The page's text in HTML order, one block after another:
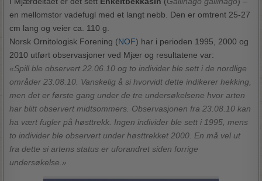
en mellomstor vadefugl med et langt nebb. Den er omtrent 25-27
cm lang og veier ca. 110 g.
Norsk Ornitologisk Forening (NOF) har i perioden 1995, 2000 og
2010 utført observasjoner ved Mjær og resultatene var:
«Spill ble observert 22.06.10 og to individer ble sett i de nordlige
områder 23.08.10. Vanskelig å si hvorvidt dette indikerer hekking,
men det er første gang under de tre undersøkelsene hvor arten
har blitt observert midtsommers. Observasjonen fra 23.08.10 kan
ha vært fugler på høsttrekk. Ingen individer ble sett i 1995, mens
to individer ble observert under høsttrekket 2000. En må vel ut
fra dette si artens status er uforandret siden forrige
undersøkelse.»